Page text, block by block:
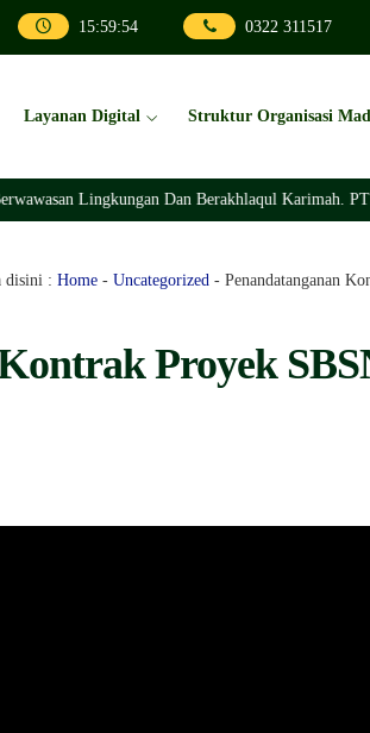
15:59:55 0322 311517
Layanan Digital Struktur Organisasi
Lingkungan Dan Berakhlaqul Karimah.
disini : Home - Uncategorized - Penandatanganan
Proyek